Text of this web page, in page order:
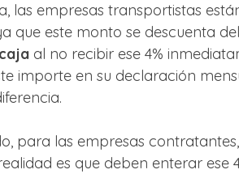
las empresas transportistas
que este monto se descuenta
al no recibir ese 4%
importe en su declaración
para las empresas
es que deben enterar ese